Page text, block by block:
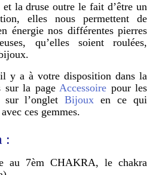
et la druse outre le fait d’être un
elles nous permettent de
énergie nos différentes pierres
qu’elles soient roulées,
y a à votre disposition dans la
sur la pageAccessoire pour les
sur l’ongletBijoux en ce qui
ces gemmes.
:
au 7èm CHAKRA, le chakra